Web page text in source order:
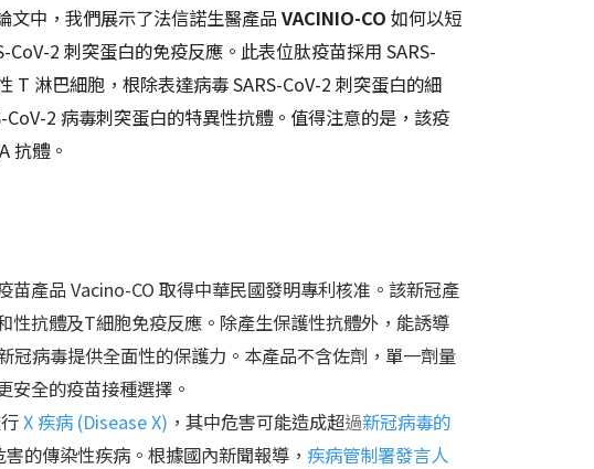
中，我們展示了法信諾生醫產品 VACINIO-CO 如何以短
2 刺突蛋白的免疫反應。此表位肽疫苗採用 SARS-
T 淋巴細胞，根除表達病毒 SARS-CoV-2 刺突蛋白的細
2 病毒刺突蛋白的特異性抗體。值得注意的是，該疫
抗體。
產品 Vacino-CO 取得中華民國發明專利核准。該新冠產
抗體及T細胞免疫反應。除產生保護性抗體外，能誘導
病毒提供全面性的保護力。本產品不含佐劑，單一劑量
安全的疫苗接種選擇。
X 疾病 (Disease X) ，其中危害可能造成超過新冠病毒的
的傳染性疾病。根據國內新聞報導， 疾病管制署發言人